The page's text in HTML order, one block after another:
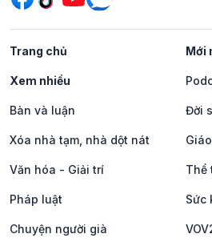
Trang chủ Mới
Xem nhiều
Bàn và luận Đời
Xóa nhà tạm, nhà dột nát
Văn hóa - Giải trí Thể
Pháp luật Sức
Chuyện người già